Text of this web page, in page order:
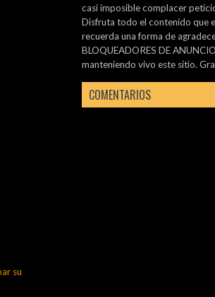
su
casi imposible complacer
Disfruta todo el contenido que
recuerda una forma de
BLOQUEADORES DE
manteniendo vivo este sitio.
COMENTARIOS